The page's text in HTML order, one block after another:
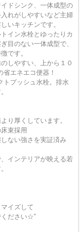
ドシンク、一体成型の
れがしやすいなど主婦
いキッチンです。
イン水栓とゆったりカ
目のない一体成型で、
です。
しやすい、上から１０
エネエコ便器！
トプッシュ水栓。排水
り厚くしています。
束採用
ない強さを実証済み
インテリアが映える若
イズして
ください☆”